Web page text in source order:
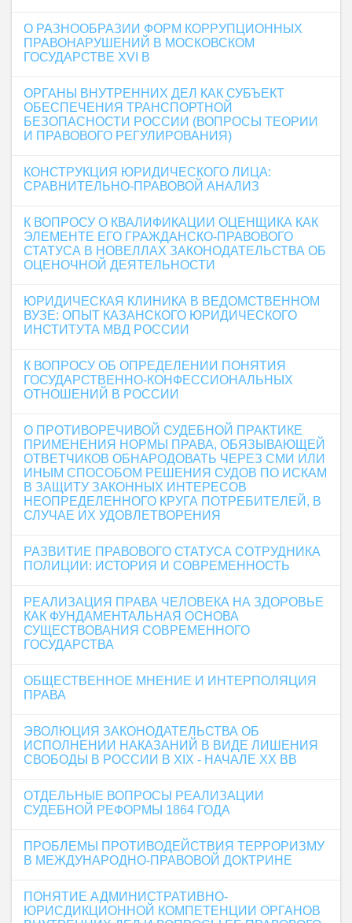
О РАЗНООБРАЗИИ ФОРМ КОРРУПЦИОННЫХ
ПРАВОНАРУШЕНИЙ В МОСКОВСКОМ
ГОСУДАРСТВЕ XVI В
ОРГАНЫ ВНУТРЕННИХ ДЕЛ КАК СУБЪЕКТ
ОБЕСПЕЧЕНИЯ ТРАНСПОРТНОЙ
БЕЗОПАСНОСТИ РОССИИ (ВОПРОСЫ ТЕОРИИ
И ПРАВОВОГО РЕГУЛИРОВАНИЯ)
КОНСТРУКЦИЯ ЮРИДИЧЕСКОГО ЛИЦА:
СРАВНИТЕЛЬНО-ПРАВОВОЙ АНАЛИЗ
К ВОПРОСУ О КВАЛИФИКАЦИИ ОЦЕНЩИКА КАК
ЭЛЕМЕНТЕ ЕГО ГРАЖДАНСКО-ПРАВОВОГО
СТАТУСА В НОВЕЛЛАХ ЗАКОНОДАТЕЛЬСТВА ОБ
ОЦЕНОЧНОЙ ДЕЯТЕЛЬНОСТИ
ЮРИДИЧЕСКАЯ КЛИНИКА В ВЕДОМСТВЕННОМ
ВУЗЕ: ОПЫТ КАЗАНСКОГО ЮРИДИЧЕСКОГО
ИНСТИТУТА МВД РОССИИ
К ВОПРОСУ ОБ ОПРЕДЕЛЕНИИ ПОНЯТИЯ
ГОСУДАРСТВЕННО-КОНФЕССИОНАЛЬНЫХ
ОТНОШЕНИЙ В РОССИИ
О ПРОТИВОРЕЧИВОЙ СУДЕБНОЙ ПРАКТИКЕ
ПРИМЕНЕНИЯ НОРМЫ ПРАВА, ОБЯЗЫВАЮЩЕЙ
ОТВЕТЧИКОВ ОБНАРОДОВАТЬ ЧЕРЕЗ СМИ ИЛИ
ИНЫМ СПОСОБОМ РЕШЕНИЯ СУДОВ ПО ИСКАМ
В ЗАЩИТУ ЗАКОННЫХ ИНТЕРЕСОВ
НЕОПРЕДЕЛЕННОГО КРУГА ПОТРЕБИТЕЛЕЙ, В
СЛУЧАЕ ИХ УДОВЛЕТВОРЕНИЯ
РАЗВИТИЕ ПРАВОВОГО СТАТУСА СОТРУДНИКА
ПОЛИЦИИ: ИСТОРИЯ И СОВРЕМЕННОСТЬ
РЕАЛИЗАЦИЯ ПРАВА ЧЕЛОВЕКА НА ЗДОРОВЬЕ
КАК ФУНДАМЕНТАЛЬНАЯ ОСНОВА
СУЩЕСТВОВАНИЯ СОВРЕМЕННОГО
ГОСУДАРСТВА
ОБЩЕСТВЕННОЕ МНЕНИЕ И ИНТЕРПОЛЯЦИЯ
ПРАВА
ЭВОЛЮЦИЯ ЗАКОНОДАТЕЛЬСТВА ОБ
ИСПОЛНЕНИИ НАКАЗАНИЙ В ВИДЕ ЛИШЕНИЯ
СВОБОДЫ В РОССИИ В XIX - НАЧАЛЕ XX ВВ
ОТДЕЛЬНЫЕ ВОПРОСЫ РЕАЛИЗАЦИИ
СУДЕБНОЙ РЕФОРМЫ 1864 ГОДА
ПРОБЛЕМЫ ПРОТИВОДЕЙСТВИЯ ТЕРРОРИЗМУ
В МЕЖДУНАРОДНО-ПРАВОВОЙ ДОКТРИНЕ
ПОНЯТИЕ АДМИНИСТРАТИВНО-
ЮРИСДИКЦИОННОЙ КОМПЕТЕНЦИИ ОРГАНОВ